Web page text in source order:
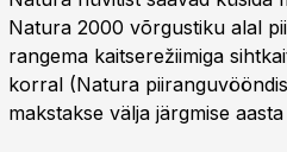
Natura 2000 võrgustiku alal
rangema kaitserežiimiga
korral (Natura
makstakse välja järgmise